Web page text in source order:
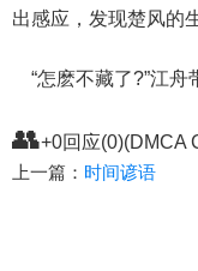
出感应，发现楚风的
“怎麽不藏了?”江舟
👥+0回应(0)(DMCA
上一篇： 时间谚语